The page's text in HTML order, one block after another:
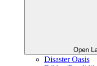
Open
Disaster Oasis